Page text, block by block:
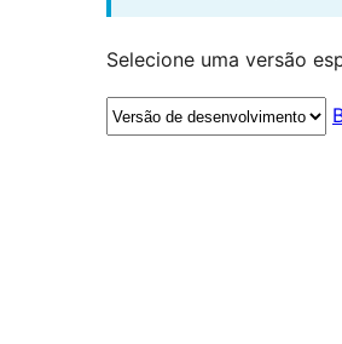
Selecione uma versão